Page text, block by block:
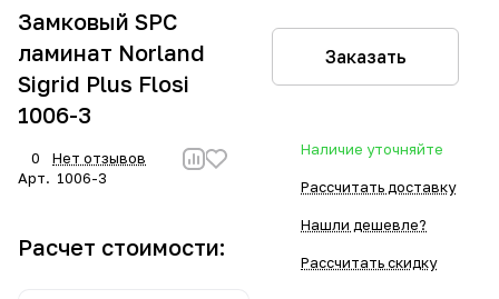
Замковый SPC
ламинат Norland
Sigrid Plus Flosi
1006-3
0
Нет отзывов
Арт. 1006-3
Расчет стоимости:
Заказать
Наличие уточняйте
Рассчитать доставку
Нашли дешевле?
Рассчитать скидку